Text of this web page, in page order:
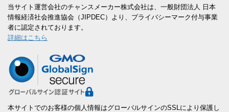
当サイト運営会社のチャンスメーカー株式会社は、一般財団法人 日本
情報経済社会推進協会（JIPDEC）より、プライバシーマーク付与事業
者に認定されております。
詳細はこちら
本サイトでのお客様の個人情報はグローバルサインのSSLにより保護し